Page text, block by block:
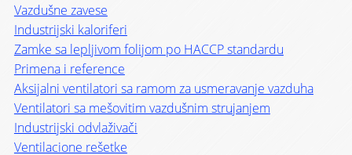
Vazdušne zavese
Industrijski kaloriferi
Zamke sa lepljivom folijom po HACCP standardu
Primena i reference
Aksijalni ventilatori sa ramom za usmeravanje vazduha
Ventilatori sa mešovitim vazdušnim strujanjem
Industrijski odvlaživači
Ventilacione rešetke